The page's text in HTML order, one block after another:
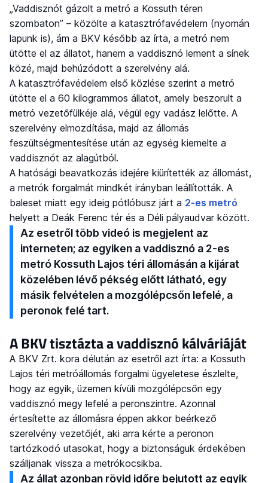
„Vaddisznót gázolt a metró a Kossuth téren
szombaton” – közölte a katasztrófavédelem (nyomán
lapunk is), ám a BKV később az írta, a metró nem
ütötte el az állatot, hanem a vaddisznó lement a sínek
közé, majd behúzódott a szerelvény alá.
A katasztrófavédelem első közlése szerint a metró
ütötte el a 60 kilogrammos állatot, amely beszorult a
metró vezetőfülkéje alá, végül egy vadász lelőtte. A
szerelvény elmozdítása, majd az állomás
feszültségmentesítése után az egység kiemelte a
vaddisznót az alagútból.
A hatósági beavatkozás idejére kiürítették az állomást,
a metrók forgalmát mindkét irányban leállították. A
baleset miatt egy ideig pótlóbusz járt a 2-es metró
helyett a Deák Ferenc tér és a Déli pályaudvar között.
Az esetről több videó is megjelent az
interneten; az egyiken a vaddisznó a 2-es
metró Kossuth Lajos téri állomásán a kijárat
közelében lévő pékség előtt látható, egy
másik felvételen a mozgólépcsőn lefelé, a
peronok felé tart.
A BKV tisztázta a vaddisznó kálváriáját
A BKV Zrt. kora délután az esetről azt írta: a Kossuth
Lajos téri metróállomás forgalmi ügyeletese észlelte,
hogy az egyik, üzemen kívüli mozgólépcsőn egy
vaddisznó megy lefelé a peronszintre. Azonnal
értesítette az állomásra éppen akkor beérkező
szerelvény vezetőjét, aki arra kérte a peronon
tartózkodó utasokat, hogy a biztonságuk érdekében
szálljanak vissza a metrókocsikba.
Az állat azonban rövid időre bejutott az egyik